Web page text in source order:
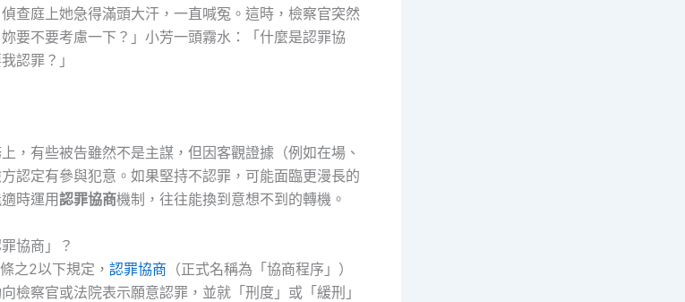
查庭上她急得滿頭大汗，一直喊冤。這時，檢察官突然
妳要不要考慮一下？」小芳一頭霧水：「什麼是認罪協
認罪？」
，有些被告雖然不是主謀，但因客觀證據（例如在場、
認定有參與犯意。如果堅持不認罪，可能面臨更漫長的
時運用認罪協商機制，往往能換到意想不到的轉機。
協商」？
之2以下規定， 認罪協商 （正式名稱為「協商程序」）
檢察官或法院表示願意認罪，並就「刑度」或「緩刑」